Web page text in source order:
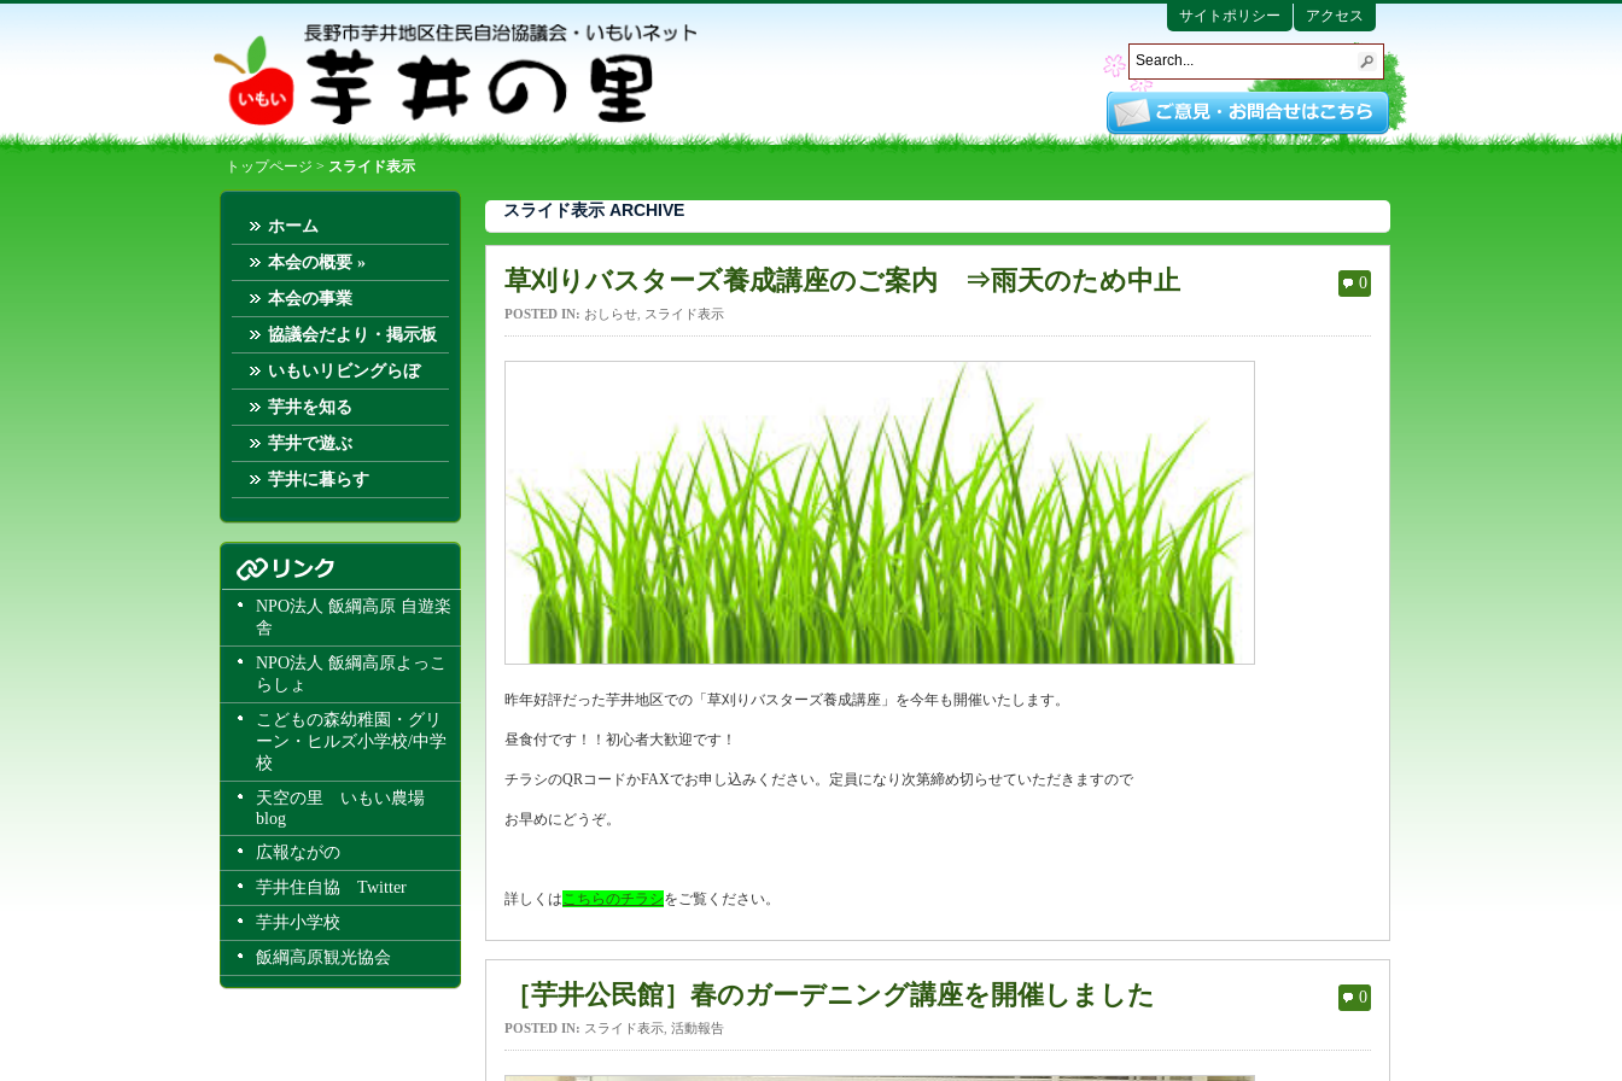
サイトポリシー アクセス
トップページ > スライド表示
ホーム
本会の概要 »
本会の事業
協議会だより・掲示板
いもいリビングらぼ
芋井を知る
芋井で遊ぶ
芋井に暮らす
NPO法人 飯綱高原 自遊楽
舎
NPO法人 飯綱高原よっこ
らしょ
こどもの森幼稚園・グリ
ーン・ヒルズ小学校/中学
校
天空の里 いもい農場
blog
広報ながの
芋井住自協 Twitter
芋井小学校
飯綱高原観光協会
スライド表示 ARCHIVE
0
草刈りバスターズ養成講座のご案内 ⇒雨天のため中止
POSTED IN: おしらせ スライド表示
昨年好評だった芋井地区での「草刈りバスターズ養成講座」を今年も開催いたします。
昼食付です！！初心者大歓迎です！
チラシのQRコードかFAXでお申し込みください。定員になり次第締め切らせていただきますので
お早めにどうぞ。
詳しくはこちらのチラシをご覧ください。
0
［芋井公民館］春のガーデニング講座を開催しました
POSTED IN: スライド表示 活動報告